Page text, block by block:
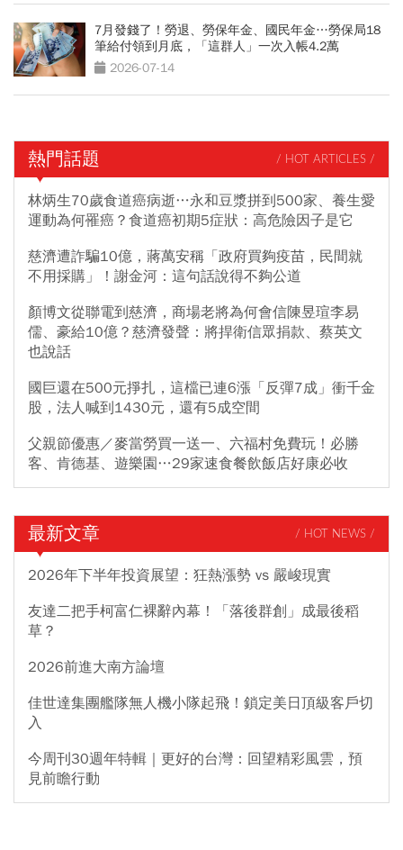
7月發錢了！勞退、勞保年金、國民年金…勞保局18
筆給付領到月底，「這群人」一次入帳4.2萬
2026-07-14
熱門話題 / HOT ARTICLES /
林炳生70歲食道癌病逝…永和豆漿拼到500家、養生愛
運動為何罹癌？食道癌初期5症狀：高危險因子是它
慈濟遭詐騙10億，蔣萬安稱「政府買夠疫苗，民間就
不用採購」！謝金河：這句話說得不夠公道
顏博文從聯電到慈濟，商場老將為何會信陳昱瑄李易
儒、豪給10億？慈濟發聲：將捍衛信眾捐款、蔡英文
也說話
國巨還在500元掙扎，這檔已連6漲「反彈7成」衝千金
股，法人喊到1430元，還有5成空間
父親節優惠／麥當勞買一送一、六福村免費玩！必勝
客、肯德基、遊樂園…29家速食餐飲飯店好康必收
最新文章 / HOT NEWS /
2026年下半年投資展望：狂熱漲勢 vs 嚴峻現實
友達二把手柯富仁裸辭內幕！「落後群創」成最後稻
草？
2026前進大南方論壇
佳世達集團艦隊無人機小隊起飛！鎖定美日頂級客戶切
入
今周刊30週年特輯｜更好的台灣：回望精彩風雲，預
見前瞻行動